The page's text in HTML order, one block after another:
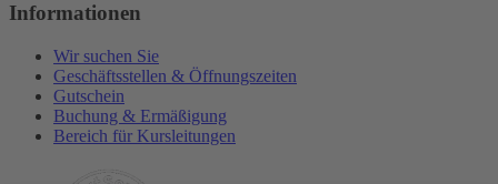
Informationen
Wir suchen Sie
Geschäftsstellen & Öffnungszeiten
Gutschein
Buchung & Ermäßigung
Bereich für Kursleitungen